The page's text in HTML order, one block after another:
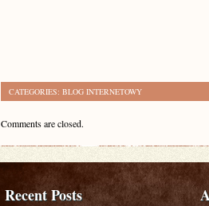
CATEGORIES: BLOG INTERNETOWY
Comments are closed.
Recent Posts